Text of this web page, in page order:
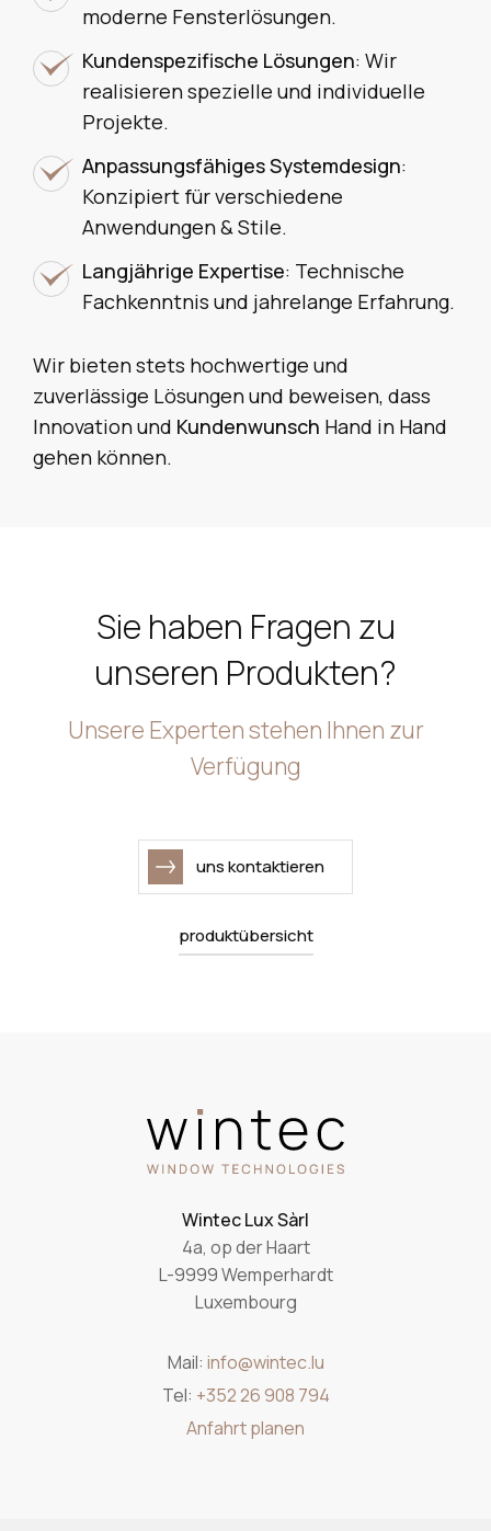
moderne Fensterlösungen.
Kundenspezifische Lösungen: Wir
realisieren spezielle und individuelle
Projekte.
Anpassungsfähiges Systemdesign:
Konzipiert für verschiedene
Anwendungen & Stile.
Langjährige Expertise: Technische
Fachkenntnis und jahrelange Erfahrung.
Wir bieten stets hochwertige und
zuverlässige Lösungen und beweisen, dass
Innovation und Kundenwunsch Hand in Hand
gehen können.
Sie haben Fragen zu
unseren Produkten?
Unsere Experten stehen Ihnen zur
Verfügung
uns kontaktieren
produktübersicht
Wintec Lux Sàrl
4a, op der Haart
L-9999 Wemperhardt
Luxembourg
Mail: info@wintec.lu
Tel: +352 26 908 794
Anfahrt planen